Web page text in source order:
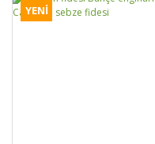
YENİ